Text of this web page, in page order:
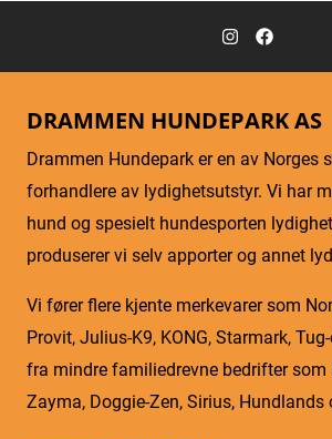
DRAMMEN HUNDEPARK AS
Drammen Hundepark er en av Norges
forhandlere av lydighetsutstyr. Vi har
hund og spesielt hundesporten
produserer vi selv apporter og annet
Vi fører flere kjente merkevarer som
Provit, Julius-K9, KONG, Starmark,
fra mindre familiedrevne bedrifter som
Zayma, Doggie-Zen, Sirius, Hundlands